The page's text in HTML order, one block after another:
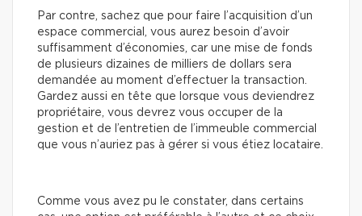
Par contre, sachez que pour faire l’acquisition d’un
espace commercial, vous aurez besoin d’avoir
suffisamment d’économies, car une mise de fonds
de plusieurs dizaines de milliers de dollars sera
demandée au moment d’effectuer la transaction.
Gardez aussi en tête que lorsque vous deviendrez
propriétaire, vous devrez vous occuper de la
gestion et de l’entretien de l’immeuble commercial
que vous n’auriez pas à gérer si vous étiez locataire.
Comme vous avez pu le constater, dans certains